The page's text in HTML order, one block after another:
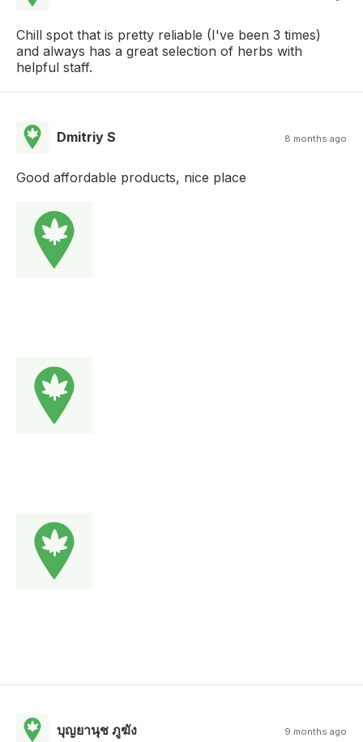
Chill spot that is pretty reliable (I've been 3 times)
and always has a great selection of herbs with
helpful staff.
Dmitriy S 8 months ago
Good affordable products, nice place
บุญยานุช ภูฆัง 9 months ago